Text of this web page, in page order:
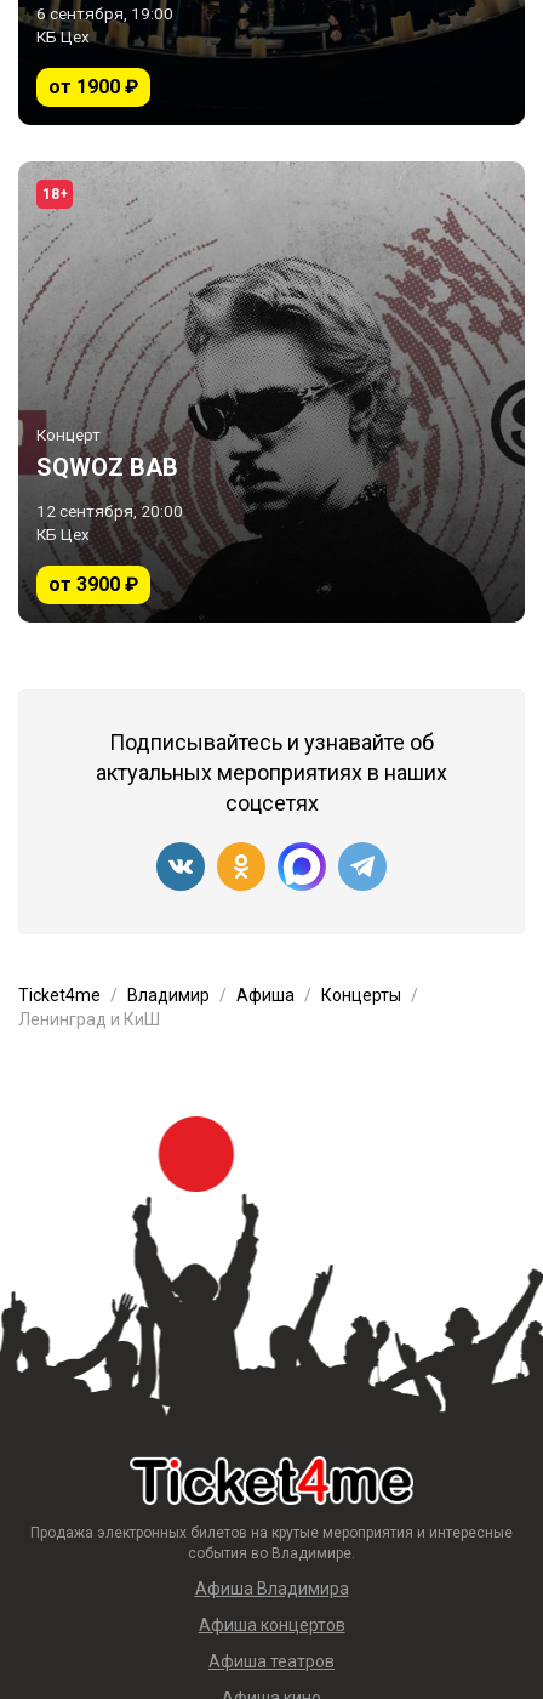
6 сентября, 19:00
КБ Цех
от 1900 ₽
18+
Концерт
SQWOZ BAB
12 сентября, 20:00
КБ Цех
от 3900 ₽
Подписывайтесь и узнавайте об
актуальных мероприятиях в наших
соцсетях
Ticket4me Владимир Афиша
Концерты
Ленинград и КиШ
Продажа электронных билетов на крутые мероприятия и интересные
события во Владимире.
Афиша Владимира
Афиша концертов
Афиша театров